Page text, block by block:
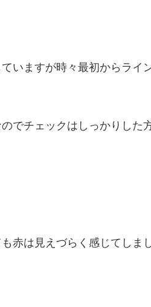
いますが時々最初からライ
でチェックはしっかりした
赤は見えづらく感じてしま